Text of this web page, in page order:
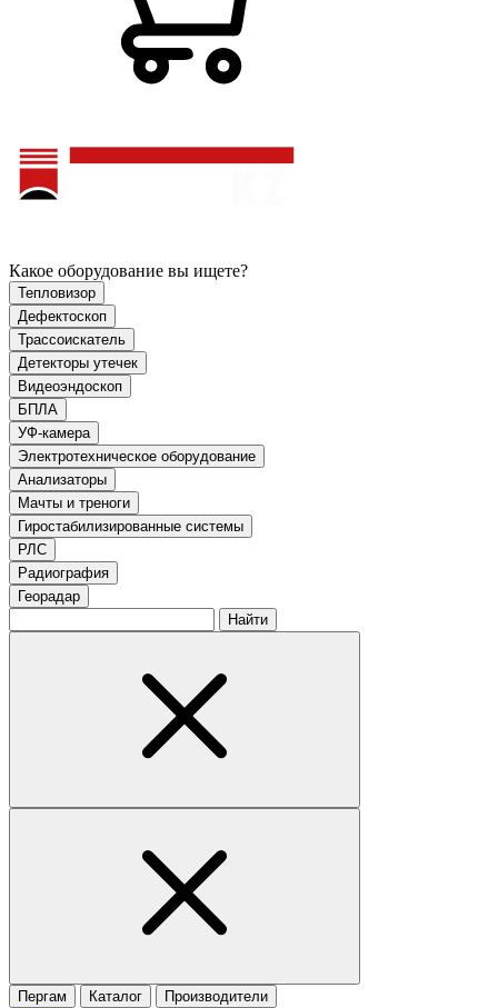
Какое оборудование вы ищете?
Тепловизор
Дефектоскоп
Трассоискатель
Детекторы утечек
Видеоэндоскоп
БПЛА
УФ-камера
Электротехническое оборудование
Анализаторы
Мачты и треноги
Гиростабилизированные системы
РЛС
Радиография
Георадар
Найти
Пергам Каталог Производители